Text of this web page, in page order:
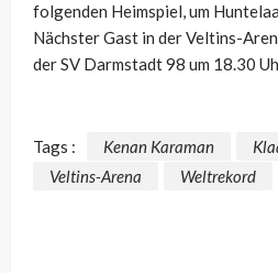
folgenden Heimspiel, um
Nächster Gast in der Veltins-
der SV Darmstadt 98 um 18.30
Tags : Kenan Karaman
Veltins-Arena
Weltrekord